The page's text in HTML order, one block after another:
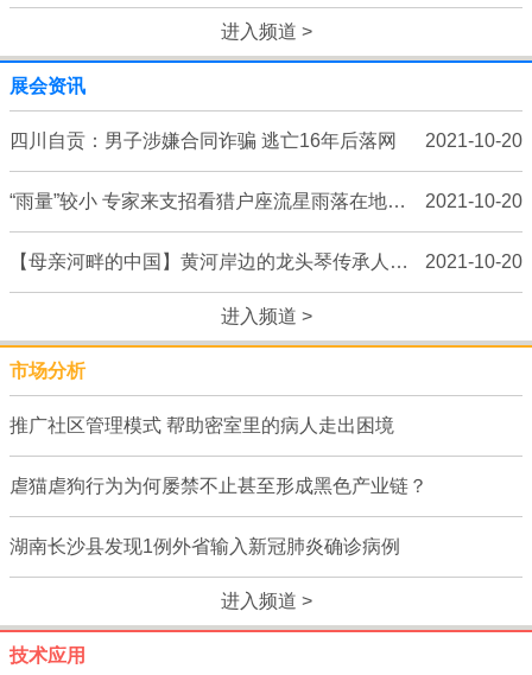
进入频道 >
展会资讯
四川自贡：男子涉嫌合同诈骗 逃亡16年后落网 2021-10-20
“雨量”较小 专家来支招看猎户座流星雨落在地球上 2021-10-20
【母亲河畔的中国】黄河岸边的龙头琴传承人：希望有一天到北京演出 2021-10-20
进入频道 >
市场分析
推广社区管理模式 帮助密室里的病人走出困境
虐猫虐狗行为为何屡禁不止甚至形成黑色产业链？
湖南长沙县发现1例外省输入新冠肺炎确诊病例
进入频道 >
技术应用